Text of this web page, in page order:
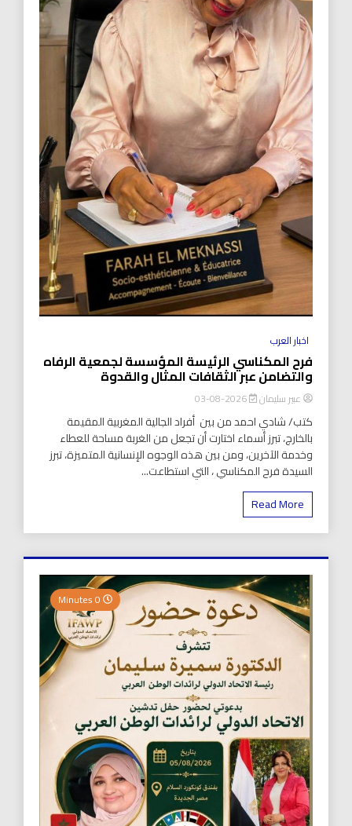
اخبار العرب
فرح المكناسي الرئيسة المؤسسة لجمعية الرفاه
والتضامن عبر الثقافات المثال والقدوة
عبير سليمان 2026-08-03
كتب/ شادي احمد من بين أفراد الجالية المغربية المقيمة
بالخارج، تبرز أسماء اختارت أن تجعل من الغربة مساحة للعطاء
وخدمة الآخرين، ومن بين هذه الوجوه الإنسانية المتميزة، تبرز
السيدة فرح المكناسي ، التي استطاعت...
Read More